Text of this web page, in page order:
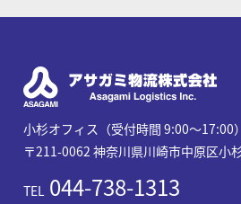
小杉オフィス（受付時間 9:00～17:00）
〒211-0062 神奈川県川崎市中原区小
TEL044-738-1313